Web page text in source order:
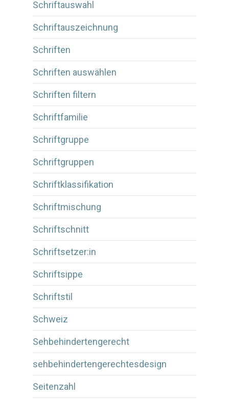
Schriftauswahl
Schriftauszeichnung
Schriften
Schriften auswählen
Schriften filtern
Schriftfamilie
Schriftgruppe
Schriftgruppen
Schriftklassifikation
Schriftmischung
Schriftschnitt
Schriftsetzer:in
Schriftsippe
Schriftstil
Schweiz
Sehbehindertengerecht
sehbehindertengerechtesdesign
Seitenzahl